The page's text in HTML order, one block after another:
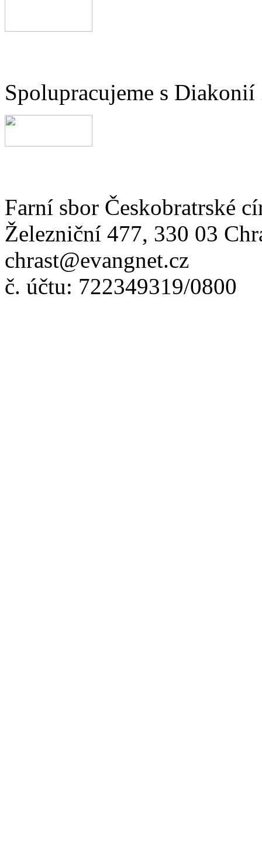
Spolupracujeme s Diakonií
Farní sbor Českobratrské
Železniční 477, 330 03
chrast@evangnet.cz
č. účtu: 722349319/0800